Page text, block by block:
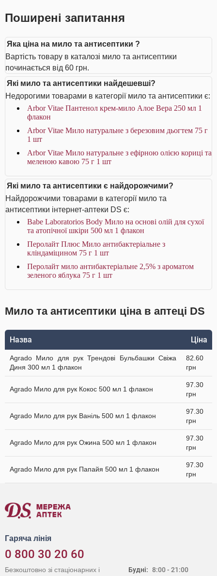
Поширені запитання
Яка ціна на мило та антисептики ?
Вартість товару в каталозі мило та антисептики
починається від 60 грн.
Які мило та антисептики найдешевші?
Недорогими товарами в категорії мило та антисептики є:
Arbor Vitae Пантенол крем-мило Алое Вера 250 мл 1
флакон
Arbor Vitae Мило натуральне з березовим дьогтем 75 г
1 шт
Arbor Vitae Мило натуральне з ефірною олією кориці та
меленою кавою 75 г 1 шт
Які мило та антисептики є найдорожчими?
Найдорожчими товарами в категорії мило та
антисептики інтернет-аптеки DS є:
Babe Laboratorios Body Мило на основі олій для сухої
та атопічної шкіри 500 мл 1 флакон
Перолайт Плюс Мило антибактеріальне з
кліндаміцином 75 г 1 шт
Перолайт мило антибактеріальне 2,5% з ароматом
зеленого яблука 75 г 1 шт
Мило та антисептики ціна в аптеці DS
Назва Ціна
Agrado Мило для рук Трендові Бульбашки Свіжа
Диня 300 мл 1 флакон
82.60
грн
Agrado Мило для рук Кокос 500 мл 1 флакон
97.30
грн
Agrado Мило для рук Ваніль 500 мл 1 флакон
97.30
грн
Agrado Мило для рук Ожина 500 мл 1 флакон
97.30
грн
Agrado Мило для рук Папайя 500 мл 1 флакон
97.30
грн
Гаряча лінія
0 800 30 20 60
Будні: 8:00 - 21:00
Безкоштовно зі стаціонарних і